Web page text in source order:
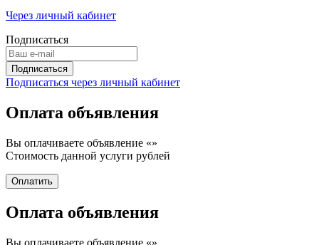
Через личный кабинет
Подписаться
Подписаться через личный кабинет
Оплата объявления
Вы оплачиваете объявление «»
Стоимость данной услуги рублей
Оплата объявления
Вы оплачиваете объявление «»